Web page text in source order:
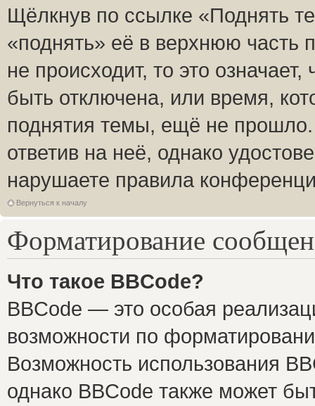
Щёлкнув по ссылке «Поднять
«поднять» её в верхнюю часть
не происходит, то это
быть отключена, или время,
поднятия темы, ещё не
ответив на неё, однако
нарушаете правила
Вернуться к началу
Форматирование
Что такое BBCode?
BBCode — это особая
возможности по
Возможность использования
однако BBCode также может